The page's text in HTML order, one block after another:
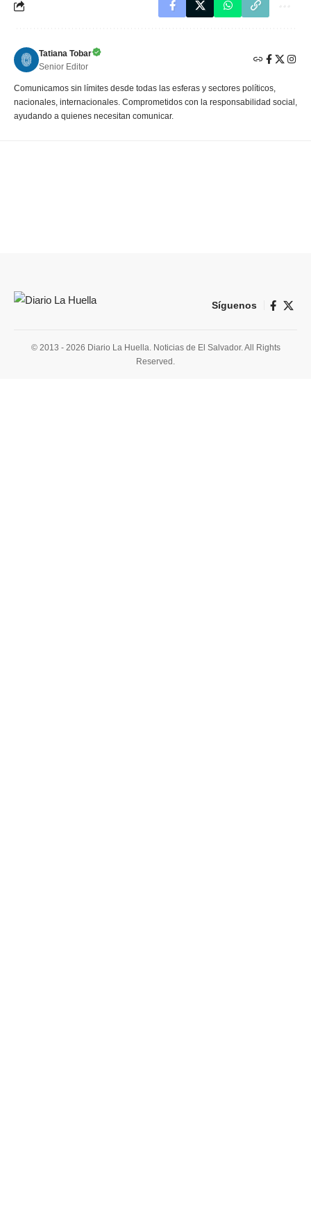
Tatiana Tobar
Senior Editor
Comunicamos sin límites desde todas las esferas y sectores políticos,
nacionales, internacionales. Comprometidos con la responsabilidad social,
ayudando a quienes necesitan comunicar.
Síguenos
© 2013 - 2026 Diario La Huella. Noticias de El Salvador. All Rights
Reserved.